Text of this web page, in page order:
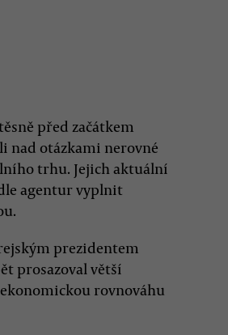
před začátkem
nad otázkami nerovné
trhu. Jejich aktuální
agentur vyplnit
prezidentem
prosazoval větší
rovnováhu